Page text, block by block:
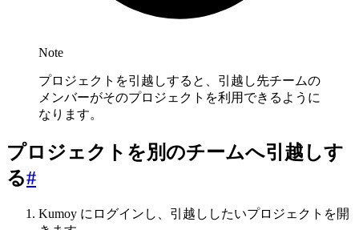
Note
プロジェクトを引越しすると、引越し先チームの
メンバーがそのプロジェクトを利用できるように
なります。
プロジェクトを別のチームへ引越しす
る#
Kumoy にログインし、引越ししたいプロジェクトを開